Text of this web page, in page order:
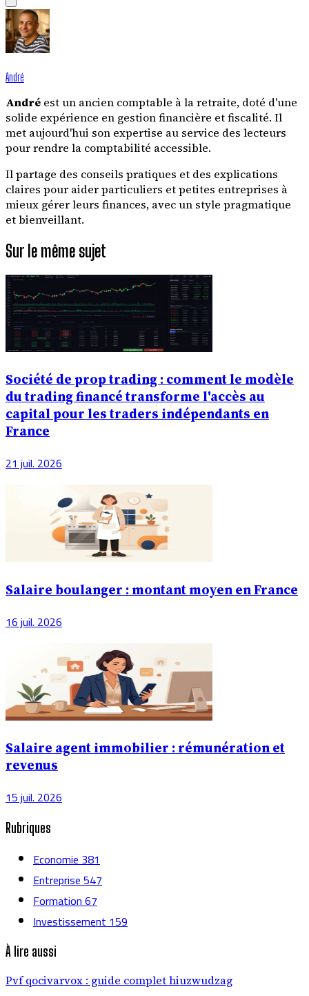
André
André est un ancien comptable à la retraite, doté d'une
solide expérience en gestion financière et fiscalité. Il
met aujourd'hui son expertise au service des lecteurs
pour rendre la comptabilité accessible.
Il partage des conseils pratiques et des explications
claires pour aider particuliers et petites entreprises à
mieux gérer leurs finances, avec un style pragmatique
et bienveillant.
Sur le même sujet
Société de prop trading : comment le modèle
du trading financé transforme l'accès au
capital pour les traders indépendants en
France
21 juil. 2026
Salaire boulanger : montant moyen en France
16 juil. 2026
Salaire agent immobilier : rémunération et
revenus
15 juil. 2026
Rubriques
Economie381
Entreprise547
Formation67
Investissement159
À lire aussi
Pvf qocivarvox : guide complet hiuzwudzag